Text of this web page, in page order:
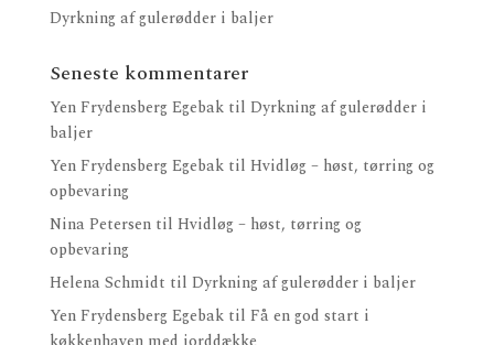
Dyrkning af gulerødder i baljer
Seneste kommentarer
Yen Frydensberg Egebaktil Dyrkning af gulerødder i
baljer
Yen Frydensberg Egebaktil Hvidløg – høst, tørring og
opbevaring
Nina Petersentil Hvidløg – høst, tørring og
opbevaring
Helena Schmidt til Dyrkning af gulerødder i baljer
Yen Frydensberg Egebaktil Få en god start i